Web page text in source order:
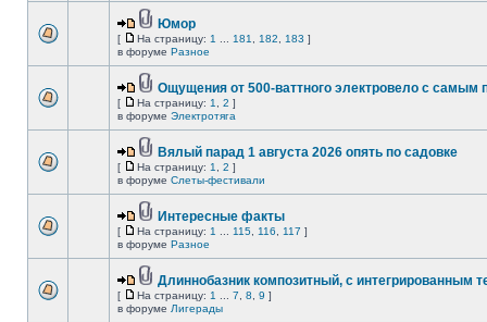
Юмор
[ На страницу: 1 181 182 183 ]
в форуме Разное
Ощущения от 500-ваттного электровело с самым
[ На страницу: 1 2 ]
в форуме Электротяга
Вялый парад 1 августа 2026 опять по садовке
[ На страницу: 1 2 ]
в форуме Слеты-фестивали
Интересные факты
[ На страницу: 1 115 116 117 ]
в форуме Разное
Длиннобазник композитный, с интегрированным
[ На страницу: 1 7 8 9 ]
в форуме Лигерады